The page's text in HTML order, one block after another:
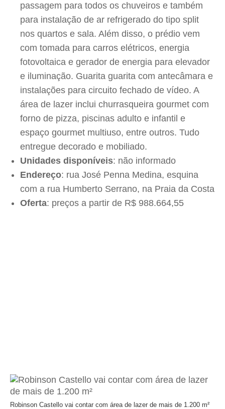
passagem para todos os chuveiros e também
para instalação de ar refrigerado do tipo split
nos quartos e sala. Além disso, o prédio vem
com tomada para carros elétricos, energia
fotovoltaica e gerador de energia para elevador
e iluminação. Guarita guarita com antecâmara e
instalações para circuito fechado de vídeo. A
área de lazer inclui churrasqueira gourmet com
forno de pizza, piscinas adulto e infantil e
espaço gourmet multiuso, entre outros. Tudo
entregue decorado e mobiliado.
Unidades disponíveis: não informado
Endereço: rua José Penna Medina, esquina
com a rua Humberto Serrano, na Praia da Costa
Oferta: preços a partir de R$ 988.664,55
Robinson Castello vai contar com área de lazer de mais de 1.200 m²